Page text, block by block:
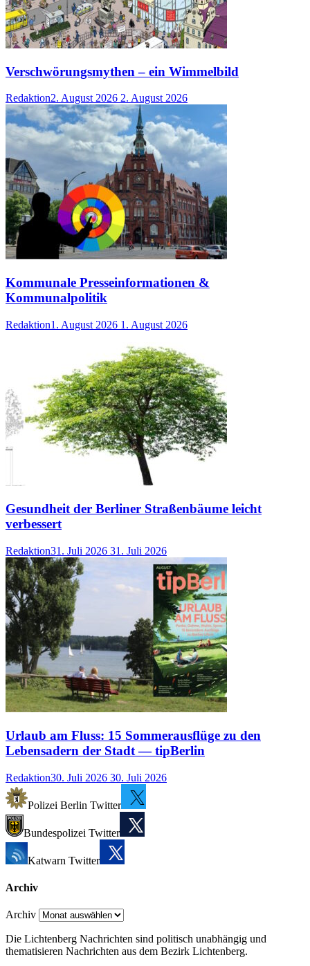
Verschwörungsmythen – ein Wimmelbild
Redaktion2. August 2026 2. August 2026
Kommunale Presseinformationen &
Kommunalpolitik
Redaktion1. August 2026 1. August 2026
Gesundheit der Berliner Straßenbäume leicht
verbessert
Redaktion31. Juli 2026 31. Juli 2026
Urlaub am Fluss: 15 Sommerausflüge zu den
Lebensadern der Stadt — tipBerlin
Redaktion30. Juli 2026 30. Juli 2026
Polizei Berlin Twitter
Bundespolizei Twitter
Katwarn Twitter
Archiv
Archiv
Die Lichtenberg Nachrichten sind politisch unabhängig und
thematisieren Nachrichten aus dem Bezirk Lichtenberg.